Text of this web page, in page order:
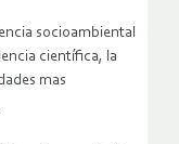
socioambiental
científica, la
mas